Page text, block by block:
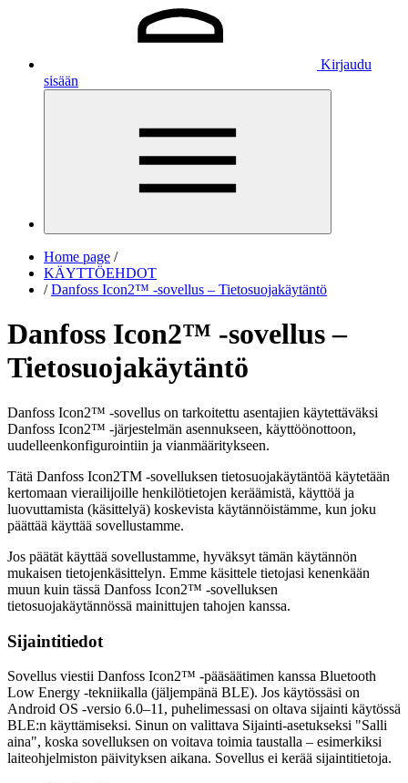
Kirjaudu
sisään
Home page /
KÄYTTÖEHDOT
/ Danfoss Icon2™ -sovellus – Tietosuojakäytäntö
Danfoss Icon2™ -sovellus –
Tietosuojakäytäntö
Danfoss Icon2™ -sovellus on tarkoitettu asentajien käytettäväksi
Danfoss Icon2™ -järjestelmän asennukseen, käyttöönottoon,
uudelleenkonfigurointiin ja vianmääritykseen.
Tätä Danfoss Icon2TM -sovelluksen tietosuojakäytäntöä käytetään
kertomaan vierailijoille henkilötietojen keräämistä, käyttöä ja
luovuttamista (käsittelyä) koskevista käytännöistämme, kun joku
päättää käyttää sovellustamme.
Jos päätät käyttää sovellustamme, hyväksyt tämän käytännön
mukaisen tietojenkäsittelyn. Emme käsittele tietojasi kenenkään
muun kuin tässä Danfoss Icon2™ -sovelluksen
tietosuojakäytännössä mainittujen tahojen kanssa.
Sijaintitiedot
Sovellus viestii Danfoss Icon2™ -pääsäätimen kanssa Bluetooth
Low Energy -tekniikalla (jäljempänä BLE). Jos käytössäsi on
Android OS -versio 6.0–11, puhelimessasi on oltava sijainti käytössä
BLE:n käyttämiseksi. Sinun on valittava Sijainti-asetukseksi "Salli
aina", koska sovelluksen on voitava toimia taustalla – esimerkiksi
laiteohjelmiston päivityksen aikana. Sovellus ei kerää sijaintitietoja.